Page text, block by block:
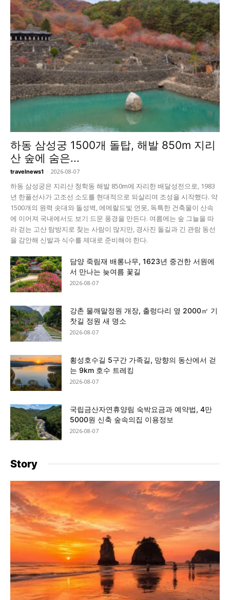
하동 삼성궁 1500개 돌탑, 해발 850m 지리
산 숲에 숨은...
travelnews1 - 2026-08-07
하동 삼성궁은 지리산 청학동 해발 850m에 자리한 배달성전으로, 1983
년 한풀선사가 고조선 소도를 현대적으로 되살리며 조성을 시작했다. 약
1500개의 원력 솟대와 돌성벽, 에메랄드빛 연못, 독특한 건축물이 산속
에 이어져 국내에서도 보기 드문 풍경을 만든다. 여름에는 숲 그늘을 따
라 걷는 고산 탐방지로 찾는 사람이 많지만, 경사진 돌길과 긴 관람 동선
을 감안해 신발과 식수를 제대로 준비해야 한다.
담양 죽림재 배롱나무, 1623년 중건한 서원에
서 만나는 늦여름 꽃길
2026-08-07
강촌 물깨말정원 개장, 출렁다리 옆 2000㎡ 기
찻길 정원 새 명소
2026-08-07
횡성호수길 5구간 가족길, 망향의 동산에서 걷
는 9km 호수 트레킹
2026-08-07
국립금산자연휴양림 숙박요금과 예약법, 4만
5000원 신축 숲속의집 이용정보
2026-08-07
Story